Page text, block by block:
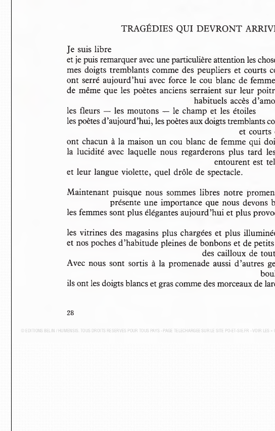
TRAGÉDIES  QUI  DEVRONT
Je suis libre
et je puis remarquer avec une particulière attention les
mes doigts tremblants comme des peupliers et courts
ont serré aujourd’hui avec force le cou blanc de
de même que les poètes anciens serraient sur leur
habituels accès
les fleurs — les moutons — le champ et les étoiles
les poètes d’aujourd’hui, les poètes aux doigts tremblants
et courts
ont chacun à la maison un cou blanc de femme qui
la  lucidité  avec  laquelle  nous  regarderons  plus  tard
entourent est
et leur langue violette,  quel drôle de spectacle.
Maintenant  puisque  nous  sommes  libres  notre
présente une importance que nous
les femmes sont plus élégantes aujourd’hui et plus
les vitrines des magasins plus chargées et plus
et nos poches d’habitude pleines de bonbons et de
des cailloux de
Avec nous  sont  sortis  à la promenade aussi  d’autres
ils ont les doigts blancs et gras comme des morceaux de
28
© ÉDITIONS BELIN / HUMENSIS. TOUS DROITS RÉSERVÉS POUR TOUS PAYS - PAGE TÉLÉCHARGÉE SUR LE SITE PO-ET-SIE.FR - VOIR